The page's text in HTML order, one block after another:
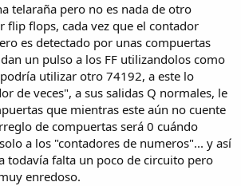
telaraña pero no es nada de otro
flip flops, cada vez que el contador
es detectado por unas compuertas
un pulso a los FF utilizandolos como
utilizar otro 74192, a este lo
de veces", a sus salidas Q normales, le
que mientras este aún no cuente
de compuertas será 0 cuándo
a los "contadores de numeros"... y así
todavía falta un poco de circuito pero
enredoso.